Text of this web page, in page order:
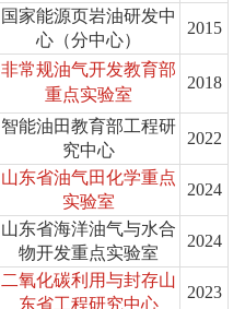
国家能源页岩油研发中
心（分中心）
2015
非常规油气开发教育部
重点实验室
2018
智能油田教育部工程研
究中心
2022
山东省油气田化学重点
实验室
2024
山东省海洋油气与水合
物开发重点实验室
2024
二氧化碳利用与封存山
东省工程研究中心
2023